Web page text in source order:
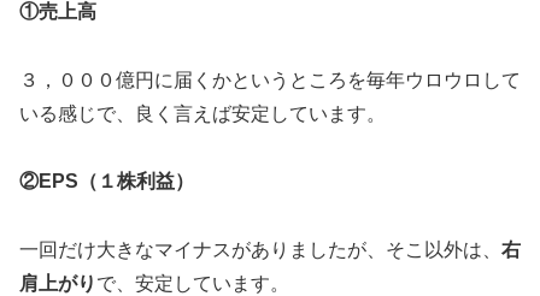
①売上高
３，０００億円に届くかというところを毎年ウロウロして
いる感じで、良く言えば安定しています。
②EPS（１株利益）
一回だけ大きなマイナスがありましたが、そこ以外は、 右
肩上がり で、安定しています。